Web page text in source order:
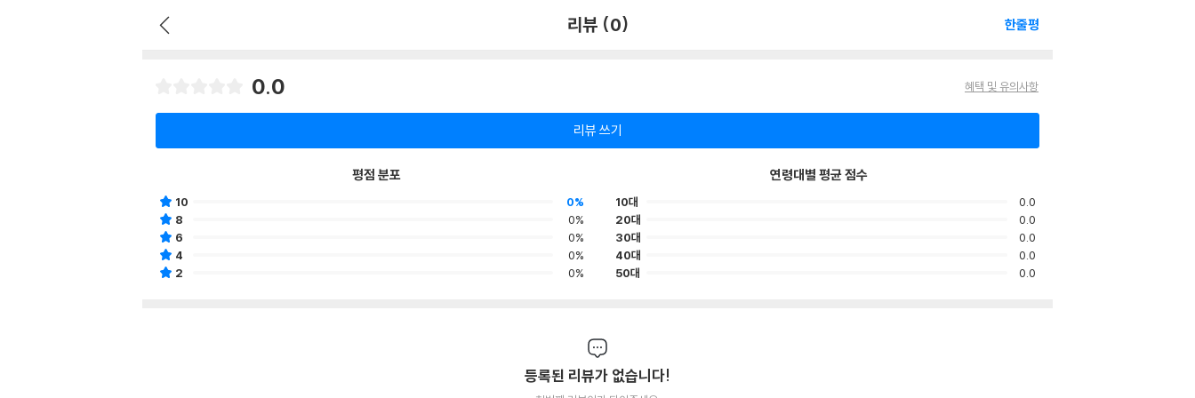
리뷰 (0) 한줄평
0.0 혜택 및 유의사항
리뷰 쓰기
평점 분포
10
0%
8
0%
6
0%
4
0%
2
0%
연령대별 평균 점수
10대
0.0
20대
0.0
30대
0.0
40대
0.0
50대
0.0
등록된 리뷰가 없습니다!